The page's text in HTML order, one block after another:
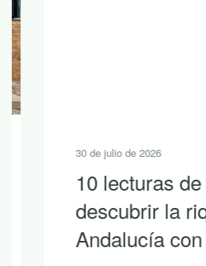
30 de julio de 2026
10 lecturas de
descubrir la
Andalucía con